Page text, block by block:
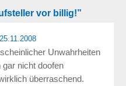
vor billig!”
Unwahrheiten
gar nicht doofen
überraschend.